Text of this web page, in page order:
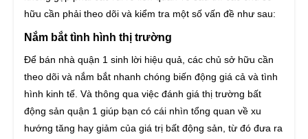
hữu cần phải theo dõi và kiểm tra một số vấn đề như sau:
Nắm bắt tình hình thị trường
Để bán nhà quận 1 sinh lời hiệu quả, các chủ sở hữu cần
theo dõi và nắm bắt nhanh chóng biến động giá cả và tình
hình kinh tế. Và thông qua việc đánh giá thị trường bất
động sản quận 1 giúp bạn có cái nhìn tổng quan về xu
hướng tăng hay giảm của giá trị bất động sản, từ đó đưa ra